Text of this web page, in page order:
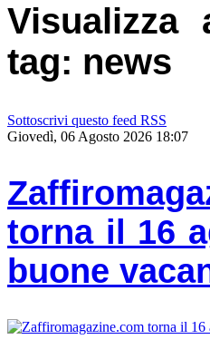
Visualizza
tag: news
Sottoscrivi questo feed RSS
Giovedì, 06 Agosto 2026 18:07
torna il 16
buone